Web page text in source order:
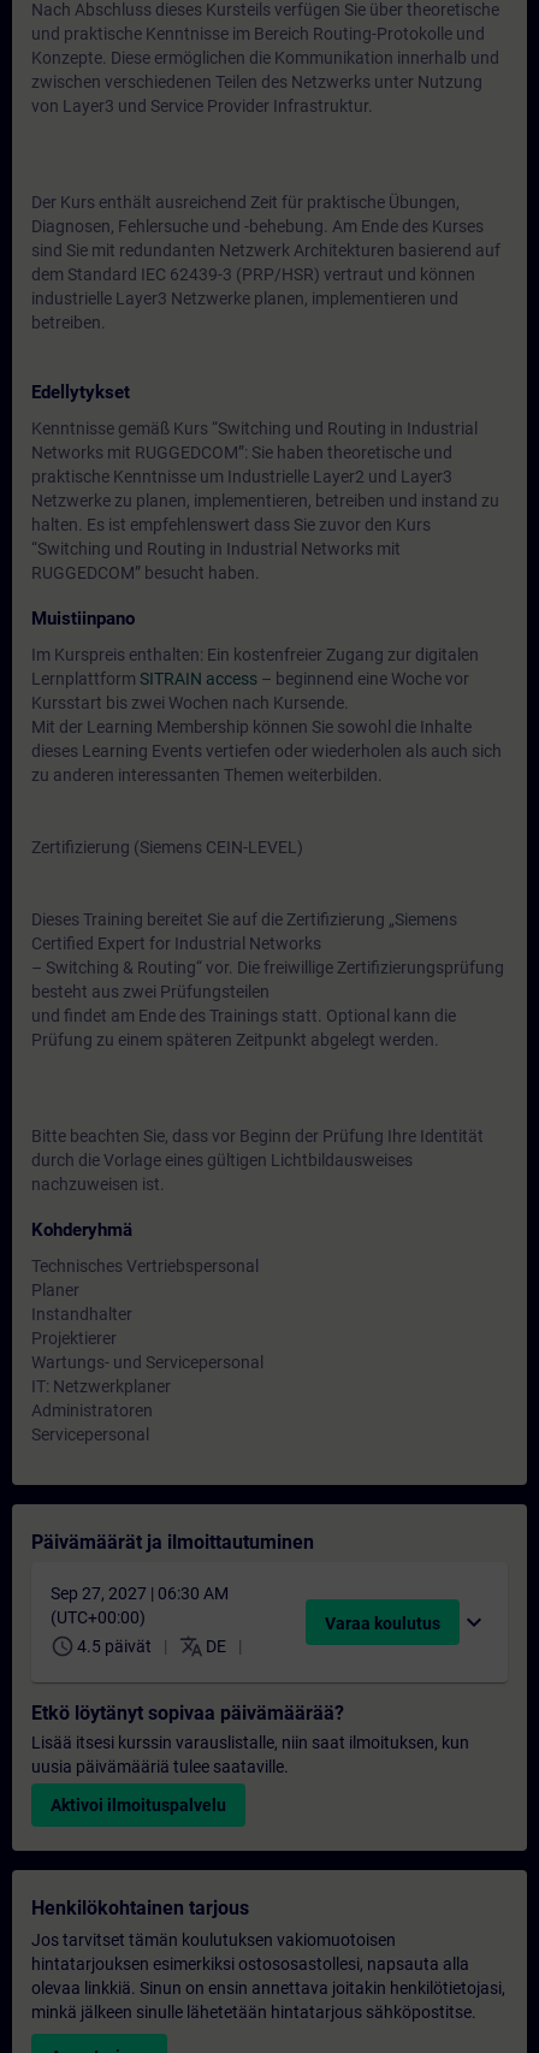
Nach Abschluss dieses Kursteils verfügen Sie über theoretische
und praktische Kenntnisse im Bereich Routing-Protokolle und
Konzepte. Diese ermöglichen die Kommunikation innerhalb und
zwischen verschiedenen Teilen des Netzwerks unter Nutzung
von Layer3 und Service Provider Infrastruktur.
Der Kurs enthält ausreichend Zeit für praktische Übungen,
Diagnosen, Fehlersuche und -behebung. Am Ende des Kurses
sind Sie mit redundanten Netzwerk Architekturen basierend auf
dem Standard IEC 62439-3 (PRP/HSR) vertraut und können
industrielle Layer3 Netzwerke planen, implementieren und
betreiben.
Edellytykset
Kenntnisse gemäß Kurs “Switching und Routing in Industrial
Networks mit RUGGEDCOM”: Sie haben theoretische und
praktische Kenntnisse um Industrielle Layer2 und Layer3
Netzwerke zu planen, implementieren, betreiben und instand zu
halten. Es ist empfehlenswert dass Sie zuvor den Kurs
“Switching und Routing in Industrial Networks mit
RUGGEDCOM” besucht haben.
Muistiinpano
Im Kurspreis enthalten: Ein kostenfreier Zugang zur digitalen
Lernplattform SITRAIN access – beginnend eine Woche vor
Kursstart bis zwei Wochen nach Kursende.
Mit der Learning Membership können Sie sowohl die Inhalte
dieses Learning Events vertiefen oder wiederholen als auch sich
zu anderen interessanten Themen weiterbilden.
Zertifizierung (Siemens CEIN-LEVEL)
Dieses Training bereitet Sie auf die Zertifizierung „Siemens
Certified Expert for Industrial Networks
– Switching & Routing“ vor. Die freiwillige Zertifizierungsprüfung
besteht aus zwei Prüfungsteilen
und findet am Ende des Trainings statt. Optional kann die
Prüfung zu einem späteren Zeitpunkt abgelegt werden.
Bitte beachten Sie, dass vor Beginn der Prüfung Ihre Identität
durch die Vorlage eines gültigen Lichtbildausweises
nachzuweisen ist.
Kohderyhmä
Technisches Vertriebspersonal
Planer
Instandhalter
Projektierer
Wartungs- und Servicepersonal
IT: Netzwerkplaner
Administratoren
Servicepersonal
Päivämäärät ja ilmoittautuminen
Sep 27, 2027 | 06:30 AM
(UTC+00:00)
schedule 4.5 päivät translate DE
Varaa koulutus expand_more
Etkö löytänyt sopivaa päivämäärää?
Lisää itsesi kurssin varauslistalle, niin saat ilmoituksen, kun
uusia päivämääriä tulee saataville.
Aktivoi ilmoituspalvelu
Henkilökohtainen tarjous
Jos tarvitset tämän koulutuksen vakiomuotoisen
hintatarjouksen esimerkiksi ostososastollesi, napsauta alla
olevaa linkkiä. Sinun on ensin annettava joitakin henkilötietojasi,
minkä jälkeen sinulle lähetetään hintatarjous sähköpostitse.